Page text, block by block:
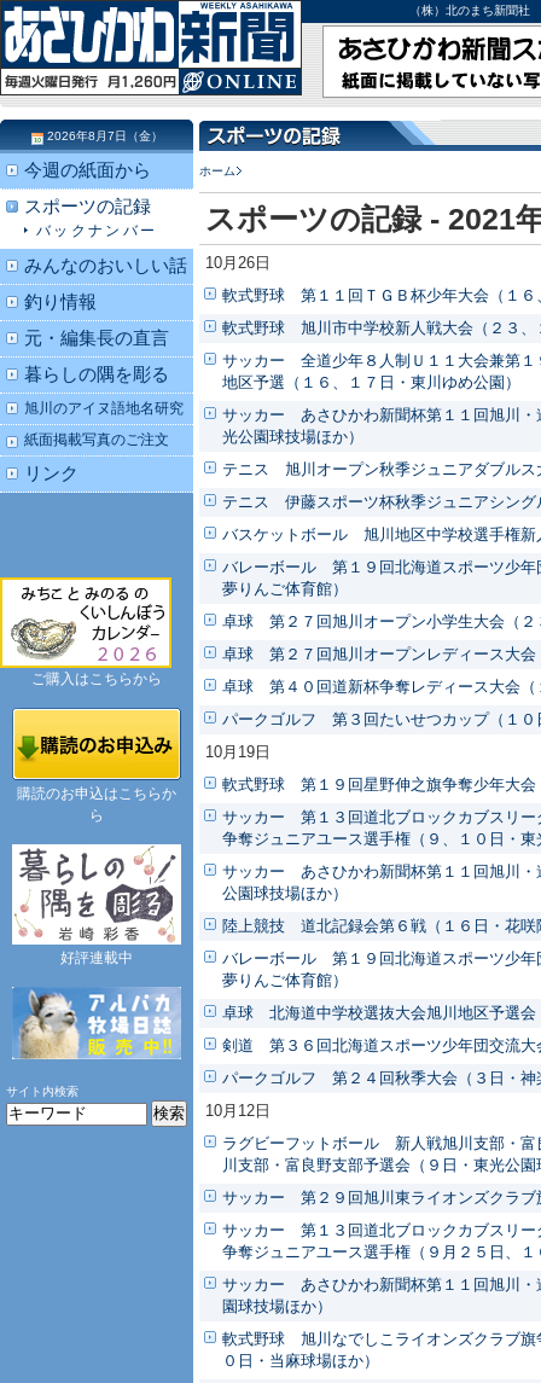
（株）北のまち新聞
ホーム
スポーツの記録 - 2021
10月26日
軟式野球 第１１回ＴＧＢ杯少年大会（１６
軟式野球 旭川市中学校新人戦大会（２３、
サッカー 全道少年８人制Ｕ１１大会兼第１
地区予選（１６、１７日・東川ゆめ公園）
サッカー あさひかわ新聞杯第１１回旭川
光公園球技場ほか）
テニス 旭川オープン秋季ジュニアダブルス
テニス 伊藤スポーツ杯秋季ジュニアシング
バスケットボール 旭川地区中学校選手権新
バレーボール 第１９回北海道スポーツ少年
夢りんご体育館）
卓球 第２７回旭川オープン小学生大会（２
卓球 第２７回旭川オープンレディース大会
卓球 第４０回道新杯争奪レディース大会（
パークゴルフ 第３回たいせつカップ（１０
10月19日
軟式野球 第１９回星野伸之旗争奪少年大会
サッカー 第１３回道北ブロックカブスリ
争奪ジュニアユース選手権（９、１０日・
サッカー あさひかわ新聞杯第１１回旭川
公園球技場ほか）
陸上競技 道北記録会第６戦（１６日・花咲
バレーボール 第１９回北海道スポーツ少年
夢りんご体育館）
卓球 北海道中学校選抜大会旭川地区予選会
剣道 第３６回北海道スポーツ少年団交流大
パークゴルフ 第２４回秋季大会（３日・神
10月12日
ラグビーフットボール 新人戦旭川支部・富
川支部・富良野支部予選会（９日・東光公園
サッカー 第２９回旭川東ライオンズクラブ
サッカー 第１３回道北ブロックカブスリ
争奪ジュニアユース選手権（９月２５日、
サッカー あさひかわ新聞杯第１１回旭川
園球技場ほか）
軟式野球 旭川なでしこライオンズクラブ旗
０日・当麻球場ほか）
2026年8月7日（金）
今週の紙面から
スポーツの記録
バックナンバー
みんなのおいしい話
釣り情報
元・編集長の直言
暮らしの隅を彫る
旭川のアイヌ語地名研究
紙面掲載写真のご注文
リンク
ご購入はこちらから
購読のお申込はこちらか
ら
好評連載中
サイト内検索